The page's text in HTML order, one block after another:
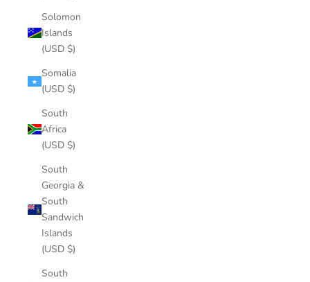
Solomon
Islands
(USD $)
Somalia
(USD $)
South
Africa
(USD $)
South
Georgia &
South
Sandwich
Islands
(USD $)
South